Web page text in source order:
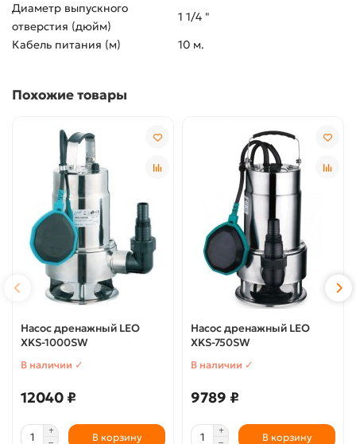
Диаметр выпускного
отверстия (дюйм)
1 1/4 "
Кабель питания (м)
10 м.
Похожие товары
Насос дренажный LEO
XKS-1000SW
В наличии ✓
12040 ₽
В корзину
Насос дренажный LEO
XKS-750SW
В наличии ✓
9789 ₽
В корзину